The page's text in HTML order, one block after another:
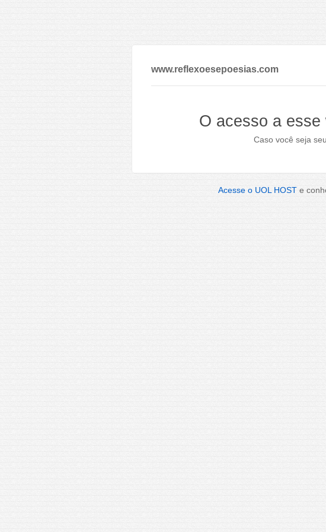
www.reflexoesepoesias.com
O acesso a
Caso você seja
Acesse o UOL HOST e